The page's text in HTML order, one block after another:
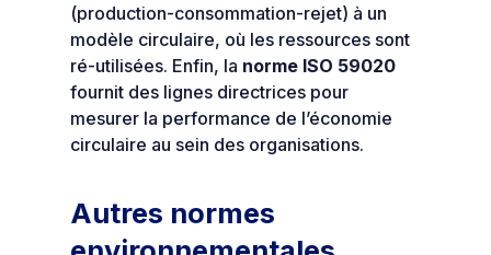
(production-consommation-rejet) à un
modèle circulaire, où les ressources sont
ré-utilisées. Enfin, la norme ISO 59020
fournit des lignes directrices pour
mesurer la performance de l’économie
circulaire au sein des organisations.
Autres normes